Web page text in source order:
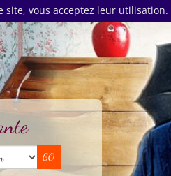
site, vous acceptez leur utilisation.